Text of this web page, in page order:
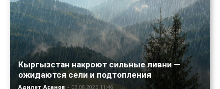
Кыргызстан накроют сильные ливни —
ожидаются сели и подтопления
Адилет Асанов - 03.08.2026 11:46